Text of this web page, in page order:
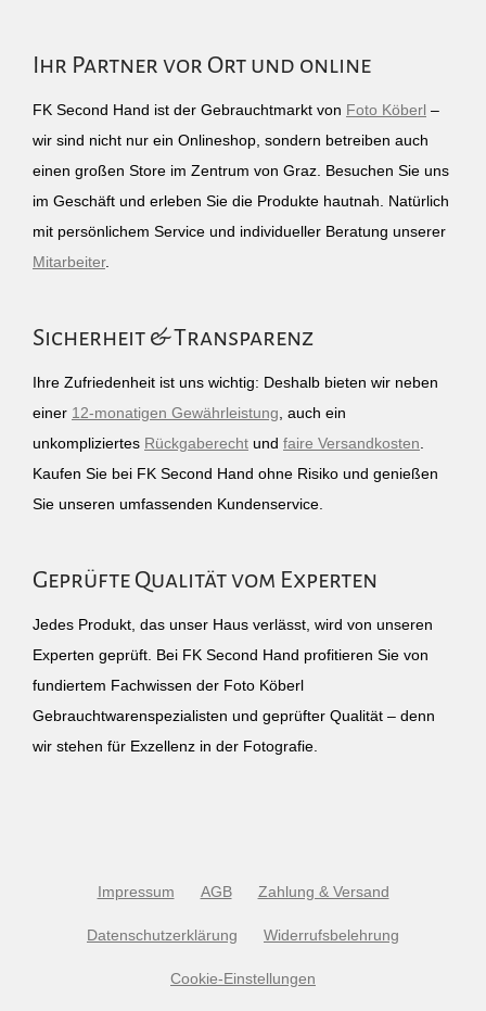
Ihr Partner vor Ort und online
FK Second Hand ist der Gebrauchtmarkt von Foto Köberl –
wir sind nicht nur ein Onlineshop, sondern betreiben auch
einen großen Store im Zentrum von Graz. Besuchen Sie uns
im Geschäft und erleben Sie die Produkte hautnah. Natürlich
mit persönlichem Service und individueller Beratung unserer
Mitarbeiter.
Sicherheit & Transparenz
Ihre Zufriedenheit ist uns wichtig: Deshalb bieten wir neben
einer 12-monatigen Gewährleistung , auch ein
unkompliziertes Rückgaberecht und faire Versandkosten
Kaufen Sie bei FK Second Hand ohne Risiko und genießen
Sie unseren umfassenden Kundenservice.
Geprüfte Qualität vom Experten
Jedes Produkt, das unser Haus verlässt, wird von unseren
Experten geprüft. Bei FK Second Hand profitieren Sie von
fundiertem Fachwissen der Foto Köberl
Gebrauchtwarenspezialisten und geprüfter Qualität – denn
wir stehen für Exzellenz in der Fotografie.
Impressum AGB Zahlung & Versand
Datenschutzerklärung Widerrufsbelehrung
Cookie-Einstellungen